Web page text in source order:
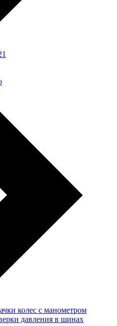
колес с манометром
давления в шинах